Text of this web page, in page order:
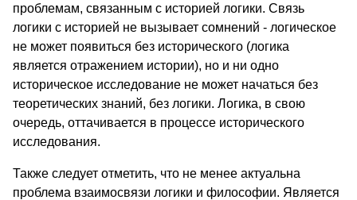
проблемам, связанным с историей логики. Связь
логики с историей не вызывает сомнений - логическое
не может появиться без исторического (логика
является отражением истории), но и ни одно
историческое исследование не может начаться без
теоретических знаний, без логики. Логика, в свою
очередь, оттачивается в процессе исторического
исследования.
Также следует отметить, что не менее актуальна
проблема взаимосвязи логики и философии. Является